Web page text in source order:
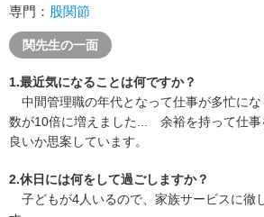
専門： 股関節
関先生の一面
1.最近気になることは何ですか？
中間管理職の年代となって仕事が多忙に
数が10倍に増えました... 余裕を持って仕事
良いか思案しています。
2.休日には何をして過ごしますか？
子どもが4人いるので、家族サービスに徹